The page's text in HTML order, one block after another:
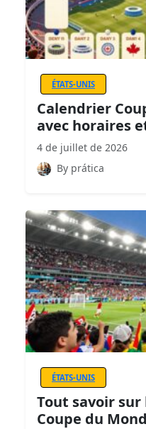
ÉTATS-UNIS
Calendrier
avec horaires
4 de juillet de 2026
By prática
ÉTATS-UNIS
Tout savoir
Coupe du